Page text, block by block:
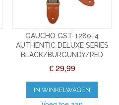
GAUCHO GST-1280-4
AUTHENTIC DELUXE SERIES
BLACK/BURGUNDY/RED
€ 29,99
IN WINKELWAGEN